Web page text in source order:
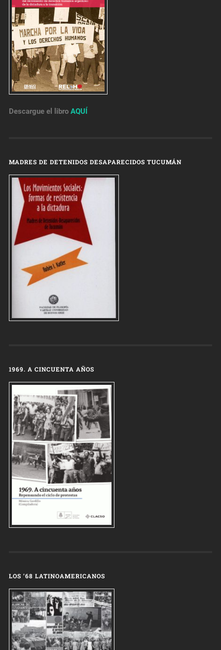
Descargue el libro AQUÍ
MADRES DE DETENIDOS DESAPARECIDOS TUCUMÁN
1969. A CINCUENTA AÑOS
LOS ’68 LATINOAMERICANOS